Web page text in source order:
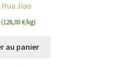
Jiao
€/kg)
au panier